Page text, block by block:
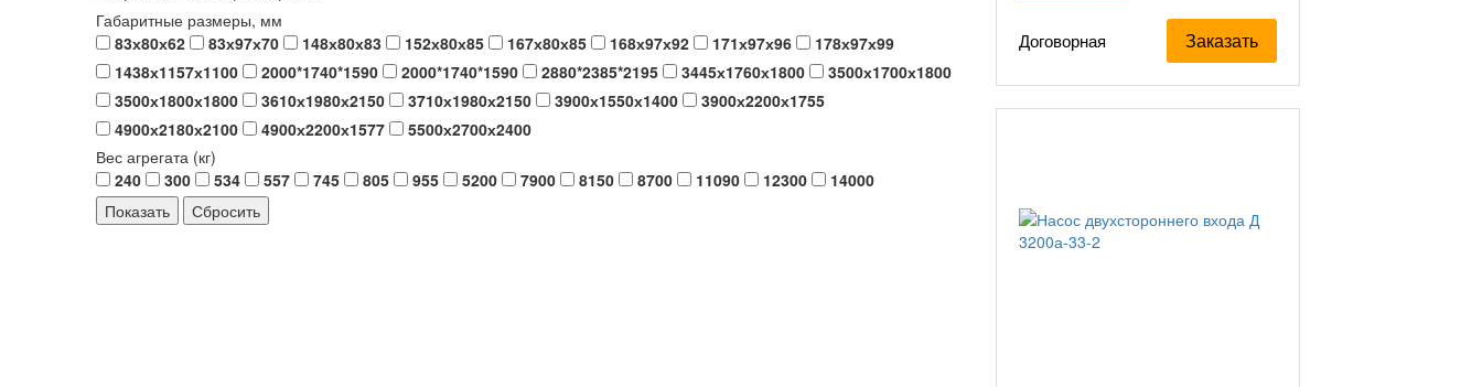
Габаритные размеры, мм
83х80х62
83х97х70 148х80х83 152х80х85 167х80х85 168х97х92 171х97х96
178х97х99
1438х1157х1100
2000*1740*1590 2000*1740*1590 2880*2385*2195 3445х1760х1800
3500х1700х1800
3500х1800х1800
3610х1980х2150 3710х1980х2150 3900х1550х1400
3900х2200х1755
4900х2180х2100
4900х2200х1577
5500х2700х2400
Вес агрегата (кг)
240
300 534 557 745 805 955 5200 7900 8150 8700 11090 12300 14000
Договорная Заказать